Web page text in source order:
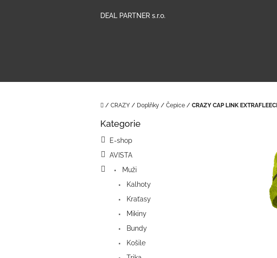
DEAL PARTNER s.r.o.
Domů
/ CRAZY / Doplňky / Čepice / CRAZY CAP LINK
Přeskočit
Kategorie
E-shop
AVISTA
Muži
Kalhoty
Kraťasy
Mikiny
Bundy
Košile